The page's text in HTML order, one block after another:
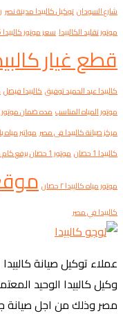
شارع السودان توكيل كالبيدا مدينة نصر
موتور تقليد الكالبيدا سعر موتور كالبيدا 1.5 حصان 2021
قطع غيار
كالبيدا عبد الحميد توفيق كالبيدا فيصل
موتور المياه المناسب مده ضمان موتور
مركز صيانة كالبيدا فى مصر مواتير
كالبيدا 1 حصان
موتور 1 حصان يرفع كام متر
موتور مياه كالبيدا ٢ حصان
كالبيدا في مصر
عملاء توكيل صيانة
وكيل كالبيدا الوحيد
مصر وذلك من اجل صيانة